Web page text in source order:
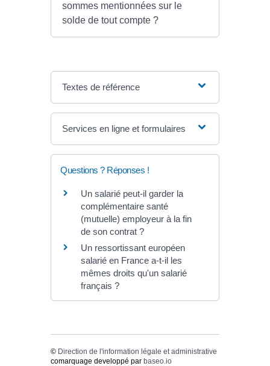
sommes mentionnées sur le
solde de tout compte ?
Textes de référence
Services en ligne et formulaires
Questions ? Réponses !
Un salarié peut-il garder la
complémentaire santé
(mutuelle) employeur à la fin
de son contrat ?
Un ressortissant européen
salarié en France a-t-il les
mêmes droits qu'un salarié
français ?
© Direction de l'information légale et administrative
comarquage developpé par baseo.io